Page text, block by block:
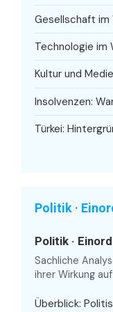
Gesellschaft im
Technologie im
Kultur und
Insolvenzen:
Türkei:
Politik ·
Politik ·
Sachliche
ihrer Wirkung
Überblick: